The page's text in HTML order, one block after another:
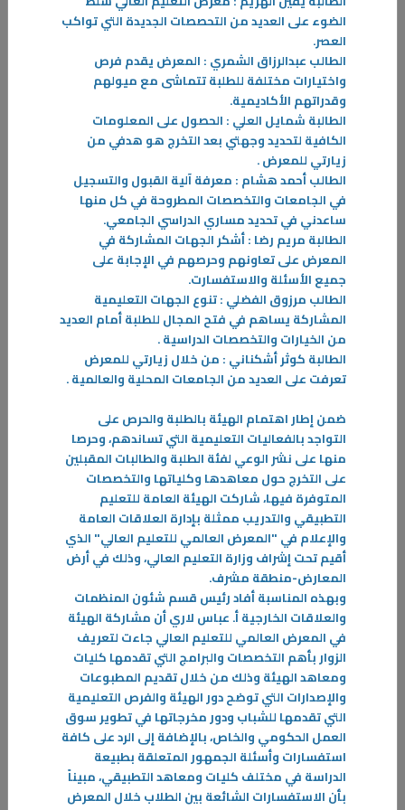
الملتقى التنويري الأول للطلبة المستجدين 2025 "خطوة أولى نحو المستقبل"
تحت رعاية معالي وزير التعليم العالي والبحث العلمي الدكتور نادر عبدالله
الجلال، افتتح مدير عام الهيئة الدكتور حسن محمد الفجام الملتقى التنويري
الأول للطلبة المستجدين للعام الدراسي 2025–2026
التخصص الدراسي بين الرغبة وسوق العمل !
بعد نهاية كل عام دراسي وظهور النتائج النهائية تبدأ مرحلة اختيار التخصص
وهي مرحلة هامة تؤثرعلى مستقبل الفرد، وقرار يجب اتخاذه بعناية. بحيث
يتماشى مع الرغبة الشخصية
الضوء على العديد من التحصصات الجديدة التي تواكب
العصر.
الطالب عبدالرزاق الشمري : المعرض يقدم فرص
واختيارات مختلفة للطلبة تتماشى مع ميولهم
وقدراتهم الأكاديمية.
الطالبة شمايل العلي : الحصول على المعلومات
الكافية لتحديد وجهتي بعد التخرج هو هدفي من
زيارتي للمعرض.
الطالب أحمد هشام : معرفة آلية القبول والتسجيل
في الجامعات والتخصصات المطروحة في كل منها
ساعدني في تحديد مساري الدراسي الجامعي.
الطالبة مريم رضا : أشكر الجهات المشاركة في
المعرض على تعاونهم وحرصهم في الإجابة على
جميع الأسئلة والاستفسارت.
الطالب مرزوق الفضلي : تنوع الجهات التعليمية
المشاركة يساهم في فتح المجال للطلبة أمام العديد
من الخيارات والتخصصات الدراسية.
الطالبة كوثر أشكناني : من خلال زيارتي للمعرض
تعرفت على العديد من الجامعات المحلية والعالمية.
ضمن إطار اهتمام الهيئة بالطلبة والحرص على
التواجد بالفعاليات التعليمية التي تساندهم، وحرصا
منها على نشر الوعي لفئة الطلبة والطالبات المقبلين
على التخرج حول معاهدها وكلياتها والتخصصات
المتوفرة فيها، شاركت الهيئة العامة للتعليم
التطبيقي والتدريب ممثلة بإدارة العلاقات العامة
والإعلام في "المعرض العالمي للتعليم العالي" الذي
أقيم تحت إشراف وزارة التعليم العالي، وذلك في أرض
المعارض-منطقة مشرف.
وبهذه المناسبة أفاد رئيس قسم شئون المنظمات
والعلاقات الخارجية أ. عباس لاري أن مشاركة الهيئة
في المعرض العالمي للتعليم العالي جاءت لتعريف
الزوار بأهم التخصصات والبرامج التي تقدمها كليات
ومعاهد الهيئة وذلك من خلال تقديم المطبوعات
والإصدارات التي توضح دور الهيئة والفرص التعليمية
التي تقدمها للشباب ودور مخرجاتها في تطوير سوق
العمل الحكومي والخاص، بالإضافة إلى الرد على كافة
استفسارات وأسئلة الجمهور المتعلقة بطبيعة
الدراسة في مختلف كليات ومعاهد التطبيقي، مبيناً
بأن الاستفسارات الشائعة بين الطلاب خلال المعرض